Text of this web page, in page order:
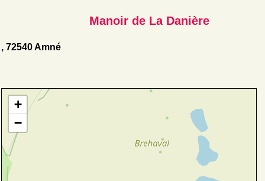
Manoir de La Danière
, 72540 Amné
+
−